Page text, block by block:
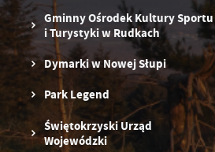
Gminny Ośrodek Kultury Sportu
i Turystyki w Rudkach
Dymarki w Nowej Słupi
Park Legend
Świętokrzyski Urząd
Wojewódzki